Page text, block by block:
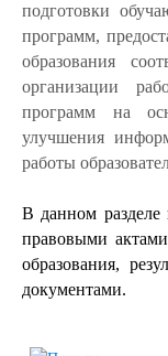
подготовки
программ,
образования
организации
программ на
улучшения
работы
В данном разделе
правовыми
образования,
документами.